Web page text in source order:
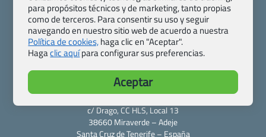
Blog de Viajes.com
Registro de agencias
Preguntas frecuentes
Condiciones generales
Política de privacidad y cookies
Transparencia
Todas las páginas – sitemap
Viajes.com
c/ Drago, CC HLS, Local 13
38660 Miraverde – Adeje
Santa Cruz de Tenerife – España
para propósitos técnicos y de marketing, tanto propias
como de terceros. Para consentir su uso y seguir
navegando en nuestro sitio web de acuerdo a nuestra
Política de cookies,haga clic en "Aceptar".
Hagaclic aquípara configurar sus preferencias.
Aceptar